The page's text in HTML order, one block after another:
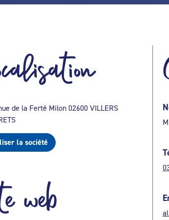
de la Ferté Milon 02600 VILLERS
la société
web